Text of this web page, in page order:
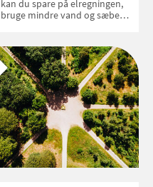
kan du spare på elregningen,
bruge mindre vand og sæbe
enkle råd til at spare penge på
tøjvasken